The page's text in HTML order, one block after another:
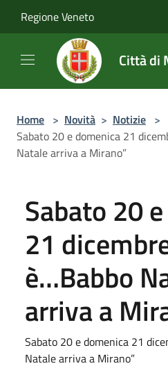
Regione Veneto
Città di
Home > Novità > Notizie >
Sabato 20 e domenica 21
Natale arriva a Mirano”
Sabato 20
21
è…Babbo
arriva a
Sabato 20 e domenica 21
Natale arriva a Mirano”